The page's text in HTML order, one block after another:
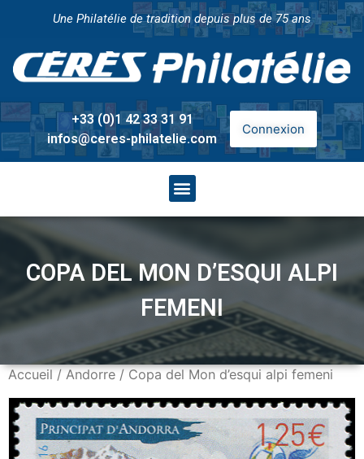
Une Philatélie de tradition depuis plus de 75 ans
+33 (0)1 42 33 31 91
infos@ceres-philatelie.com
Connexion
COPA DEL MON D’ESQUI ALPI
FEMENI
Accueil/Andorre/ Copa del Mon d’esqui alpi femeni